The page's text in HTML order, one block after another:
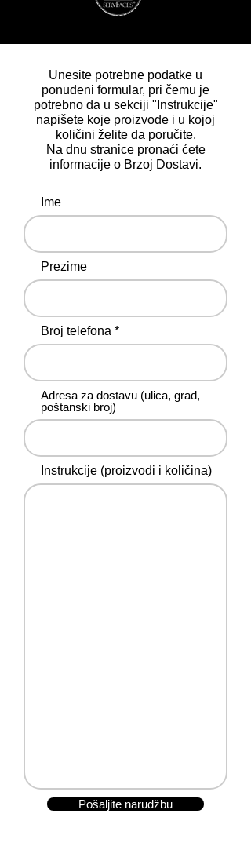
Unesite potrebne podatke u
ponuđeni formular, pri čemu je
potrebno da u sekciji "Instrukcije"
napišete koje proizvode i u kojoj
količini želite da poručite.
Na dnu stranice pronaći ćete
informacije o Brzoj Dostavi.
Ime
Prezime
Broj telefona
Adresa za dostavu (ulica, grad,
poštanski broj)
Instrukcije (proizvodi i količina)
Pošaljite narudžbu